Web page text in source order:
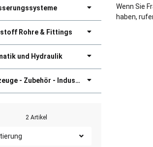
Rohre & Fittings
und Hydraulik
Werkzeuge - Zubehör - Industriebedarf
2 Artikel
Wenn Sie
haben,